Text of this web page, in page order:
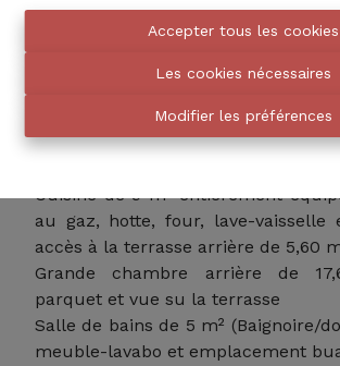
Accepter tous les cookies
Les cookies nécessaires
Modifier les préférences
assurance et fonds de réserve)
eau, gaz et électricité individuels
Hall d'entrée de 6 m² avec parquet
Lumineux séjour avant de 34 m²
Cuisine de 9 m² entièrement
au gaz, hotte, four, lave-vaisselle
accès à la terrasse arrière de 5,60
Grande chambre arrière de
parquet et vue su la terrasse
Salle de bains de 5 m² (Baignoire/
meuble-lavabo et emplacement